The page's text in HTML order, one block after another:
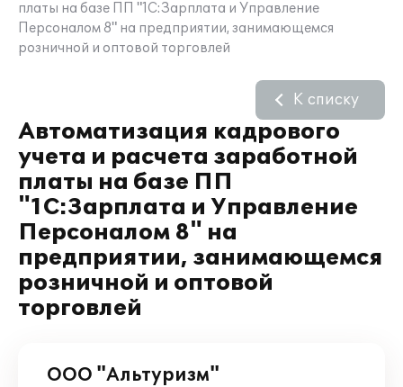
платы на базе ПП "1С:Зарплата и Управление
Персоналом 8" на предприятии, занимающемся
розничной и оптовой торговлей
Автоматизация кадрового
учета и расчета заработной
платы на базе ПП
"1С:Зарплата и Управление
Персоналом 8" на
предприятии, занимающемся
розничной и оптовой
торговлей
К списку
ООО "Альтуризм"